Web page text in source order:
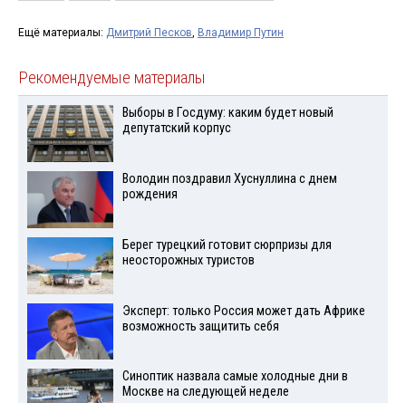
Ещё материалы: Дмитрий Песков, Владимир Путин
Рекомендуемые материалы
Выборы в Госдуму: каким будет новый
депутатский корпус
Володин поздравил Хуснуллина с днем
рождения
Берег турецкий готовит сюрпризы для
неосторожных туристов
Эксперт: только Россия может дать Африке
возможность защитить себя
Синоптик назвала самые холодные дни в
Москве на следующей неделе